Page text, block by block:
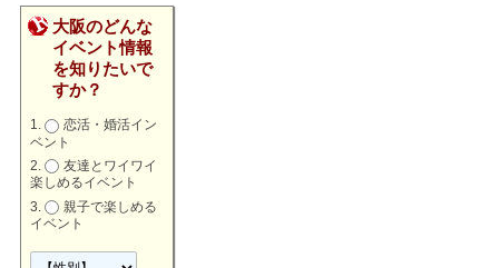
大阪のどんな
イベント情報
を知りたいで
すか？
恋活・婚活イン
ベント
友達とワイワイ
楽しめるイベント
親子で楽しめる
イベント